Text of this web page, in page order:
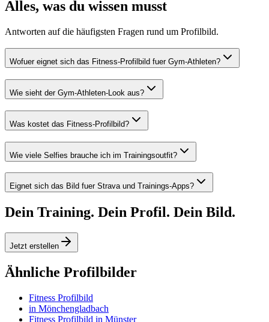
Alles, was du wissen musst
Antworten auf die häufigsten Fragen rund um Profilbild.
Wofuer eignet sich das Fitness-Profilbild fuer Gym-Athleten?
Wie sieht der Gym-Athleten-Look aus?
Was kostet das Fitness-Profilbild?
Wie viele Selfies brauche ich im Trainingsoutfit?
Eignet sich das Bild fuer Strava und Trainings-Apps?
Dein Training. Dein Profil. Dein Bild.
Jetzt erstellen
Ähnliche Profilbilder
Fitness Profilbild
in Mönchengladbach
Fitness Profilbild in Münster